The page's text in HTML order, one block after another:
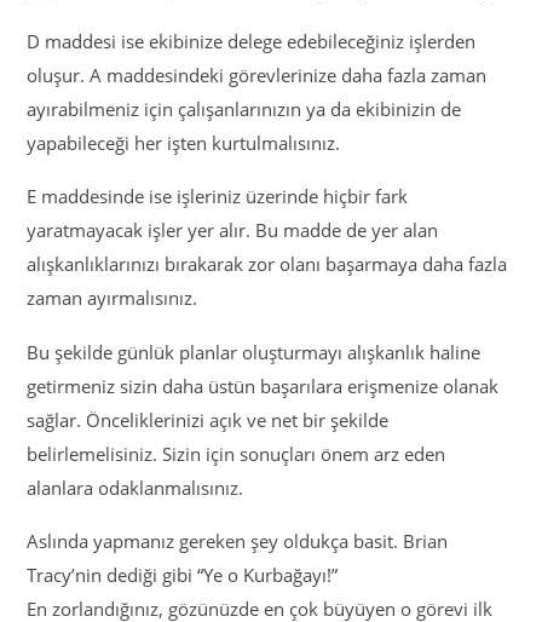
D maddesi ise ekibinize delege edebileceğiniz işlerden
oluşur. A maddesindeki görevlerinize daha fazla zaman
ayırabilmeniz için çalışanlarınızın ya da ekibinizin de
yapabileceği her işten kurtulmalısınız.
E maddesinde ise işleriniz üzerinde hiçbir fark
yaratmayacak işler yer alır. Bu madde de yer alan
alışkanlıklarınızı bırakarak zor olanı başarmaya daha fazla
zaman ayırmalısınız.
Bu şekilde günlük planlar oluşturmayı alışkanlık haline
getirmeniz sizin daha üstün başarılara erişmenize olanak
sağlar. Önceliklerinizi açık ve net bir şekilde
belirlemelisiniz. Sizin için sonuçları önem arz eden
alanlara odaklanmalısınız.
Aslında yapmanız gereken şey oldukça basit. Brian
Tracy’nin dediği gibi “Ye o Kurbağayı!”
En zorlandığınız, gözünüzde en çok büyüyen o görevi ilk